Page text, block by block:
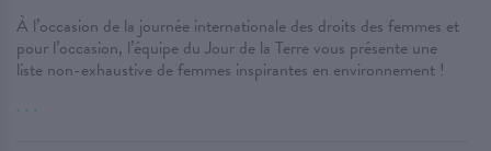
À l’occasion de la journée internationale des droits des femmes et
pour l’occasion, l’équipe du Jour de la Terre vous présente une
liste non-exhaustive de femmes inspirantes en environnement !
. . .